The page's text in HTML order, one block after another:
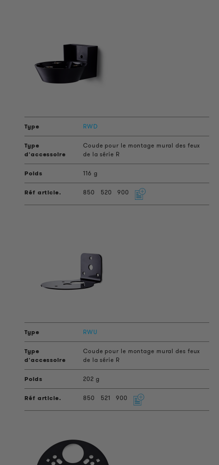
RWD
Coude pour le montage mural des feux
de la série R
116 g
850 520 900
RWU
Coude pour le montage mural des feux
de la série R
202 g
850 521 900